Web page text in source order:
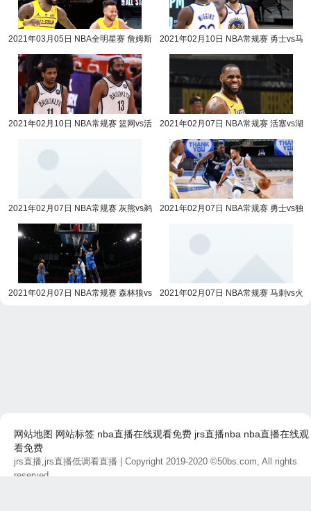
2021年03月05日 NBA全明星赛 詹姆斯
2021年02月10日 NBA常规赛 勇士vs马
2021年02月10日 NBA常规赛 篮网vs活
2021年02月07日 NBA常规赛 活塞vs湖
2021年02月07日 NBA常规赛 灰熊vs鹈
2021年02月07日 NBA常规赛 勇士vs独
2021年02月07日 NBA常规赛 森林狼vs
2021年02月07日 NBA常规赛 马刺vs火
网站地图 网站标签 nba直播在线观看免费 jrs直播nba nba直播在线观
看免费
jrs直播,jrs直播低调看直播 | Copyright 2019-2020 ©50bs.com, All rights
reserved.